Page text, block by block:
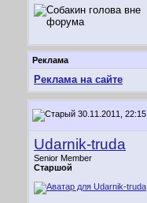
Реклама
Реклама на сайте
30.11.2011, 22:15
Udarnik-truda
Senior Member
Старшой